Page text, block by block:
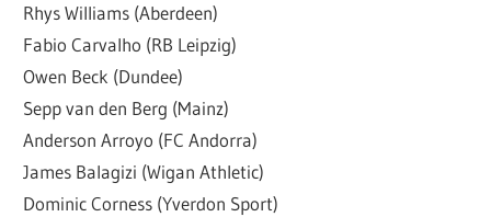
Rhys Williams (Aberdeen)
Fabio Carvalho (RB Leipzig)
Owen Beck (Dundee)
Sepp van den Berg (Mainz)
Anderson Arroyo (FC Andorra)
James Balagizi (Wigan Athletic)
Dominic Corness (Yverdon Sport)